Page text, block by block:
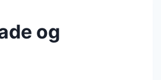
og